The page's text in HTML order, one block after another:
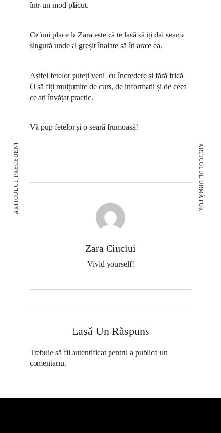
într-un mod plăcut.
Ce îmi place la Zara este că te lasă să îți dai seama
singură unde ai greșit înainte să îți arate ea.
Astfel fetelor puteți veni cu încredere și fără frică.
O să fiți mulțumite de curs, de informații și de ceea
ce ați învățat practic.
Vă pup fetelor și o seară frumoasă!
Zara Ciuciui
Vivid yourself!
Lasă Un Răspuns
Trebuie să fii autentificat pentru a publica un
comentariu.
ARTICOLUL PRECEDENT ARTICOLUL URMĂTOR